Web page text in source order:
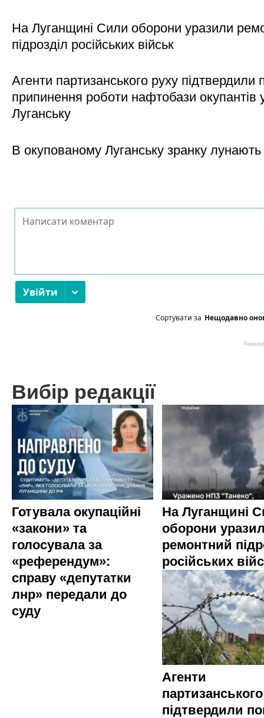
На Луганщині Сили оборони уразили
підрозділ російських військ
Агенти партизанського руху підтвердили
припинення роботи нафтобази окупантів
Луганську
В окупованому Луганську зранку
Вибір редакції
Готувала окупаційні
«закони» та
голосувала за
«референдум»:
справу «депутатки
лнр» передали до
суду
На Луганщині
оборони
ремонтний
російських
Агенти
підтвердили